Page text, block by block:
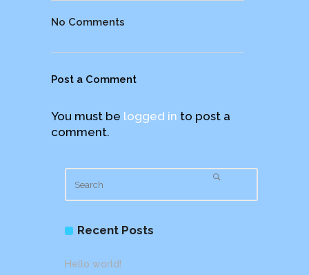
No Comments
Post a Comment
You must be logged in to post a
comment.
Recent Posts
Hello world!